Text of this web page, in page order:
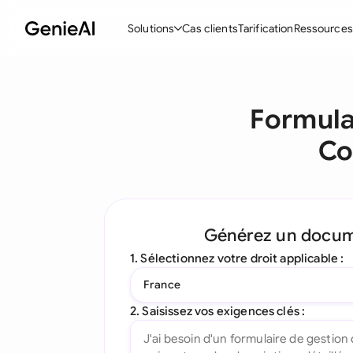
Solutions
Créer des contrats
Complément Word
Cas clientsTarificationRessources
Générez un
1. Sélectionnez votre droit applicable :
France
2. Saisissez vos exigences clés :